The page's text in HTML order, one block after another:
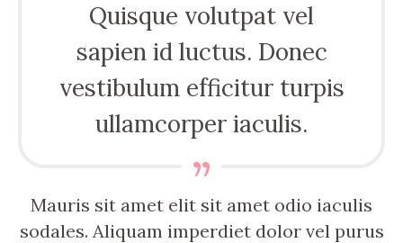
Quisque volutpat vel
sapien id luctus. Donec
vestibulum efficitur turpis
ullamcorper iaculis.
Mauris sit amet elit sit amet odio iaculis
sodales. Aliquam imperdiet dolor vel purus